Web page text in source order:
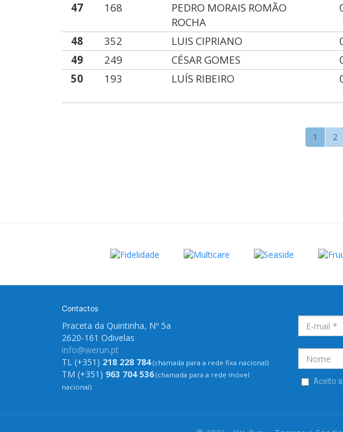
47
168
PEDRO MORAIS ROMÃO
ROCHA
48 352 LUIS CIPRIANO
49
249 CÉSAR GOMES
50
193 LUÍS RIBEIRO
1 2
Contactos
Praceta da Quintinha, Nº 5a
2620-161 Odivelas
info@werun.pt
TL (+351) 218 228 784(chamada para a rede fixa nacional)
TM (+351) 963 704 536 (chamada para a rede móvel
nacional)
Aceito